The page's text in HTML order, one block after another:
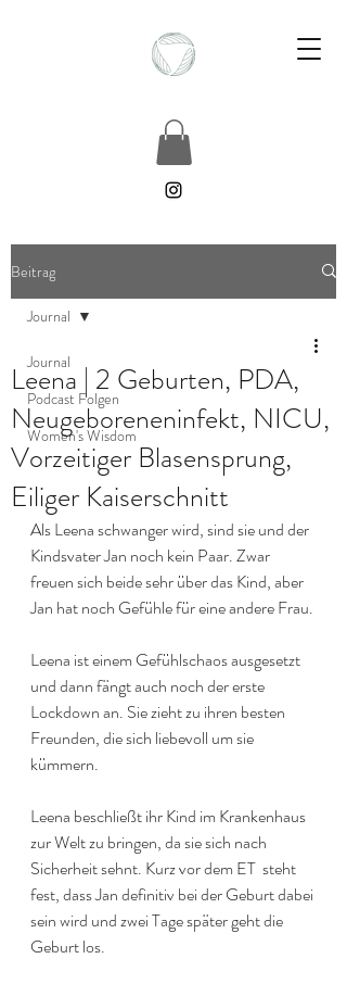
Beitrag
Journal
Podcast Folgen
Women's Wisdom
Journal
Leena | 2 Geburten, PDA,
Neugeboreneninfekt, NICU,
Vorzeitiger Blasensprung,
Eiliger Kaiserschnitt
Als Leena schwanger wird, sind sie und der
Kindsvater Jan noch kein Paar. Zwar
freuen sich beide sehr über das Kind, aber
Jan hat noch Gefühle für eine andere Frau.
Leena ist einem Gefühlschaos ausgesetzt
und dann fängt auch noch der erste
Lockdown an. Sie zieht zu ihren besten
Freunden, die sich liebevoll um sie
kümmern.
Leena beschließt ihr Kind im Krankenhaus
zur Welt zu bringen, da sie sich nach
Sicherheit sehnt. Kurz vor dem ET  steht
fest, dass Jan definitiv bei der Geburt dabei
sein wird und zwei Tage später geht die
Geburt los.